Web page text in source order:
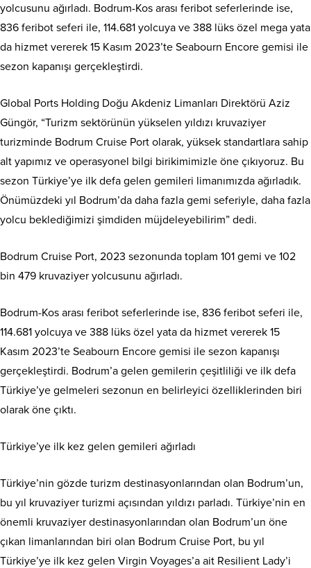
yolcusunu ağırladı. Bodrum-Kos arası feribot seferlerinde ise,
836 feribot seferi ile, 114.681 yolcuya ve 388 lüks özel mega yata
da hizmet vererek 15 Kasım 2023’te Seabourn Encore gemisi ile
sezon kapanışı gerçekleştirdi.
Global Ports Holding Doğu Akdeniz Limanları Direktörü Aziz
Güngör, “Turizm sektörünün yükselen yıldızı kruvaziyer
turizminde Bodrum Cruise Port olarak, yüksek standartlara sahip
alt yapımız ve operasyonel bilgi birikimimizle öne çıkıyoruz. Bu
sezon Türkiye’ye ilk defa gelen gemileri limanımızda ağırladık.
Önümüzdeki yıl Bodrum’da daha fazla gemi seferiyle, daha fazla
yolcu beklediğimizi şimdiden müjdeleyebilirim” dedi.
Bodrum Cruise Port, 2023 sezonunda toplam 101 gemi ve 102
bin 479 kruvaziyer yolcusunu ağırladı.
Bodrum-Kos arası feribot seferlerinde ise, 836 feribot seferi ile,
114.681 yolcuya ve 388 lüks özel yata da hizmet vererek 15
Kasım 2023’te Seabourn Encore gemisi ile sezon kapanışı
gerçekleştirdi. Bodrum’a gelen gemilerin çeşitliliği ve ilk defa
Türkiye’ye gelmeleri sezonun en belirleyici özelliklerinden biri
olarak öne çıktı.
Türkiye’ye ilk kez gelen gemileri ağırladı
Türkiye’nin gözde turizm destinasyonlarından olan Bodrum’un,
bu yıl kruvaziyer turizmi açısından yıldızı parladı. Türkiye’nin en
önemli kruvaziyer destinasyonlarından olan Bodrum’un öne
çıkan limanlarından biri olan Bodrum Cruise Port, bu yıl
Türkiye’ye ilk kez gelen Virgin Voyages’a ait Resilient Lady’i